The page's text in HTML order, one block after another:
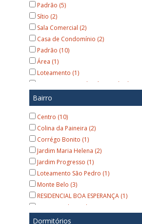
Padrão (5)
Sítio (2)
Sala Comercial (2)
Casa de Condomínio (2)
Padrão (10)
Área (1)
Loteamento (1)
Loteamento/Condomínio Fechado (1)
Altíssimo padrão (1)
Hotel (1)
Bairro
Centro (10)
Colina da Paineira (2)
Corrégo Bonito (1)
Jardim Maria Helena (2)
Jardim Progresso (1)
Loteamento São Pedro (1)
Monte Belo (3)
RESIDENCIAL BOA ESPERANÇA (1)
Recanto Vale Verde (1)
Ressaca (1)
Dormitórios